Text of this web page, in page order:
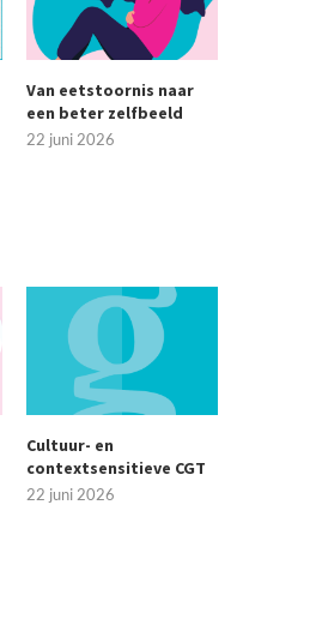
Van eetstoornis naar
een beter zelfbeeld
22 juni 2026
Cultuur- en
contextsensitieve CGT
22 juni 2026